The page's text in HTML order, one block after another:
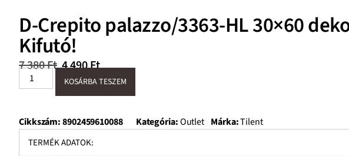
D-Crepito palazzo/3363-HL 30×60
Kifutó!
7 380Ft 4 490Ft
KOSÁRBA TESZEM
Cikkszám:8902459610088 Kategória:Outlet Márka:Tilent
TERMÉK ADATOK: